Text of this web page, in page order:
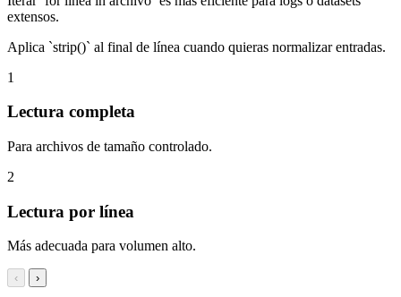
extensos.
Aplica `strip()` al final de línea cuando quieras normalizar entradas.
1
Lectura completa
Para archivos de tamaño controlado.
2
Lectura por línea
Más adecuada para volumen alto.
‹ ›